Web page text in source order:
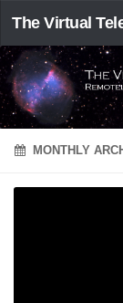
The Virtual
MONTHLY